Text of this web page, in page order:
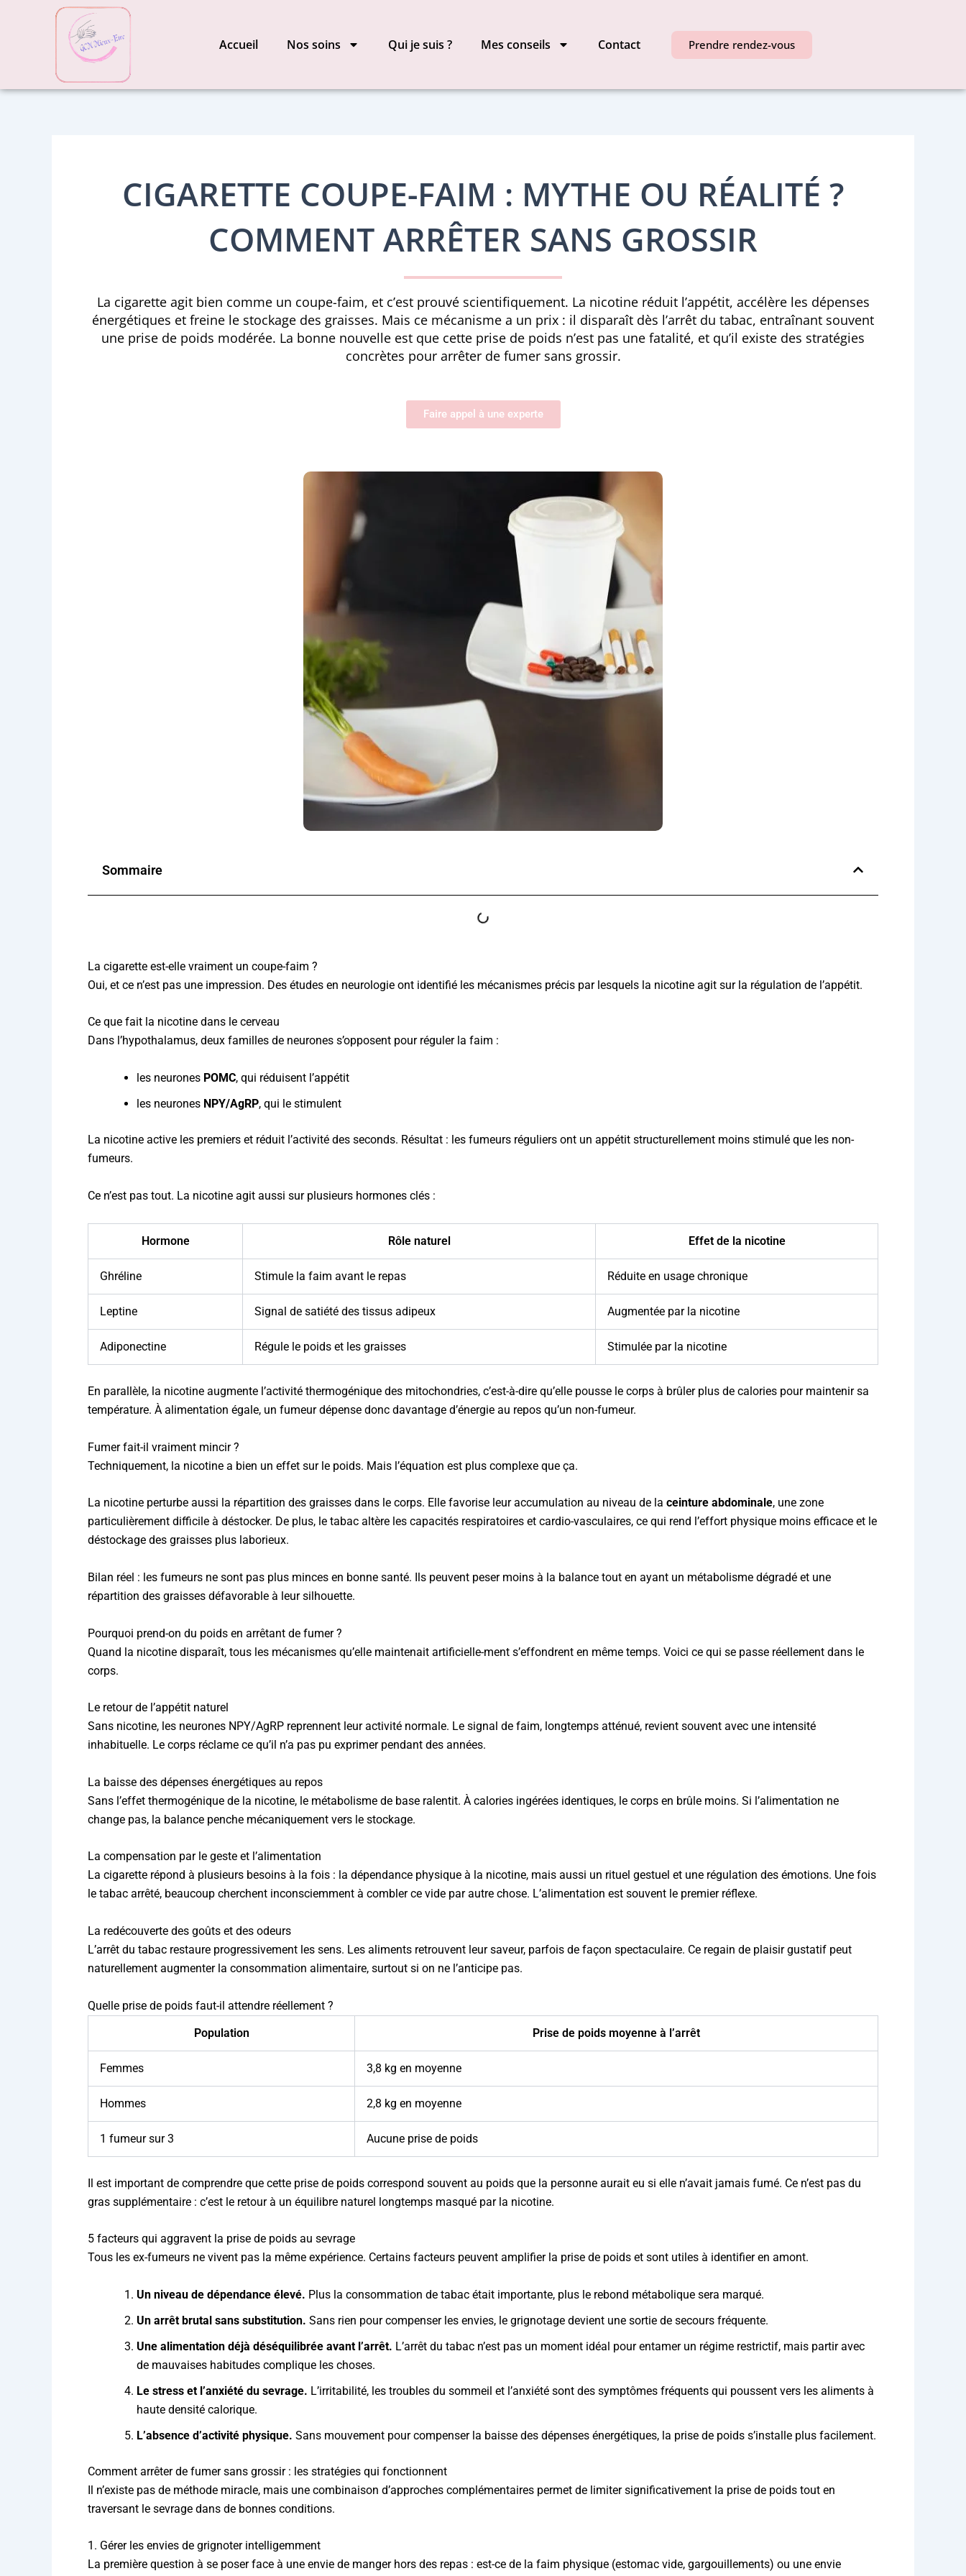
Accueil Nos soins Qui je suis ? Mes conseils Contact Prendre rendez-vous
CIGARETTE COUPE-FAIM : MYTHE OU RÉALITÉ ?
COMMENT ARRÊTER SANS GROSSIR
La cigarette agit bien comme un coupe-faim, et c’est prouvé scientifiquement. La nicotine réduit l’appétit, accélère les dépenses
énergétiques et freine le stockage des graisses. Mais ce mécanisme a un prix : il disparaît dès l’arrêt du tabac, entraînant souvent
une prise de poids modérée. La bonne nouvelle est que cette prise de poids n’est pas une fatalité, et qu’il existe des stratégies
concrètes pour arrêter de fumer sans grossir.
Faire appel à une experte
Sommaire
La cigarette est-elle vraiment un coupe-faim ?
Oui, et ce n’est pas une impression. Des études en neurologie ont identifié les mécanismes précis par lesquels la nicotine agit sur la régulation de l’appétit.
Ce que fait la nicotine dans le cerveau
Dans l’hypothalamus, deux familles de neurones s’opposent pour réguler la faim :
les neurones POMC, qui réduisent l’appétit
les neurones NPY/AgRP, qui le stimulent
La nicotine active les premiers et réduit l’activité des seconds. Résultat : les fumeurs réguliers ont un appétit structurellement moins stimulé que les non-
fumeurs.
Ce n’est pas tout. La nicotine agit aussi sur plusieurs hormones clés :
Hormone Rôle naturel Effet de la nicotine
Ghréline Stimule la faim avant le repas Réduite en usage chronique
Leptine Signal de satiété des tissus adipeux Augmentée par la nicotine
Adiponectine Régule le poids et les graisses Stimulée par la nicotine
En parallèle, la nicotine augmente l’activité thermogénique des mitochondries, c’est-à-dire qu’elle pousse le corps à brûler plus de calories pour maintenir sa
température. À alimentation égale, un fumeur dépense donc davantage d’énergie au repos qu’un non-fumeur.
Fumer fait-il vraiment mincir ?
Techniquement, la nicotine a bien un effet sur le poids. Mais l’équation est plus complexe que ça.
La nicotine perturbe aussi la répartition des graisses dans le corps. Elle favorise leur accumulation au niveau de la ceinture abdominale, une zone
particulièrement difficile à déstocker. De plus, le tabac altère les capacités respiratoires et cardio-vasculaires, ce qui rend l’effort physique moins efficace et le
déstockage des graisses plus laborieux.
Bilan réel : les fumeurs ne sont pas plus minces en bonne santé. Ils peuvent peser moins à la balance tout en ayant un métabolisme dégradé et une
répartition des graisses défavorable à leur silhouette.
Pourquoi prend-on du poids en arrêtant de fumer ?
Quand la nicotine disparaît, tous les mécanismes qu’elle maintenait artificielle-ment s’effondrent en même temps. Voici ce qui se passe réellement dans le
corps.
Le retour de l’appétit naturel
Sans nicotine, les neurones NPY/AgRP reprennent leur activité normale. Le signal de faim, longtemps atténué, revient souvent avec une intensité
inhabituelle. Le corps réclame ce qu’il n’a pas pu exprimer pendant des années.
La baisse des dépenses énergétiques au repos
Sans l’effet thermogénique de la nicotine, le métabolisme de base ralentit. À calories ingérées identiques, le corps en brûle moins. Si l’alimentation ne
change pas, la balance penche mécaniquement vers le stockage.
La compensation par le geste et l’alimentation
La cigarette répond à plusieurs besoins à la fois : la dépendance physique à la nicotine, mais aussi un rituel gestuel et une régulation des émotions. Une fois
le tabac arrêté, beaucoup cherchent inconsciemment à combler ce vide par autre chose. L’alimentation est souvent le premier réflexe.
La redécouverte des goûts et des odeurs
L’arrêt du tabac restaure progressivement les sens. Les aliments retrouvent leur saveur, parfois de façon spectaculaire. Ce regain de plaisir gustatif peut
naturellement augmenter la consommation alimentaire, surtout si on ne l’anticipe pas.
Quelle prise de poids faut-il attendre réellement ?
Population
Prise de poids moyenne à l’arrêt
Femmes 3,8 kg en moyenne
Hommes 2,8 kg en moyenne
1 fumeur sur 3 Aucune prise de poids
Il est important de comprendre que cette prise de poids correspond souvent au poids que la personne aurait eu si elle n’avait jamais fumé. Ce n’est pas du
gras supplémentaire : c’est le retour à un équilibre naturel longtemps masqué par la nicotine.
5 facteurs qui aggravent la prise de poids au sevrage
Tous les ex-fumeurs ne vivent pas la même expérience. Certains facteurs peuvent amplifier la prise de poids et sont utiles à identifier en amont.
Un niveau de dépendance élevé. Plus la consommation de tabac était importante, plus le rebond métabolique sera marqué.
Un arrêt brutal sans substitution. Sans rien pour compenser les envies, le grignotage devient une sortie de secours fréquente.
Une alimentation déjà déséquilibrée avant l’arrêt. L’arrêt du tabac n’est pas un moment idéal pour entamer un régime restrictif, mais partir avec
de mauvaises habitudes complique les choses.
Le stress et l’anxiété du sevrage. L’irritabilité, les troubles du sommeil et l’anxiété sont des symptômes fréquents qui poussent vers les aliments à
haute densité calorique.
L’absence d’activité physique. Sans mouvement pour compenser la baisse des dépenses énergétiques, la prise de poids s’installe plus facilement.
Comment arrêter de fumer sans grossir : les stratégies qui fonctionnent
Il n’existe pas de méthode miracle, mais une combinaison d’approches complémentaires permet de limiter significativement la prise de poids tout en
traversant le sevrage dans de bonnes conditions.
1. Gérer les envies de grignoter intelligemment
La première question à se poser face à une envie de manger hors des repas : est-ce de la faim physique (estomac vide, gargouillements) ou une envie